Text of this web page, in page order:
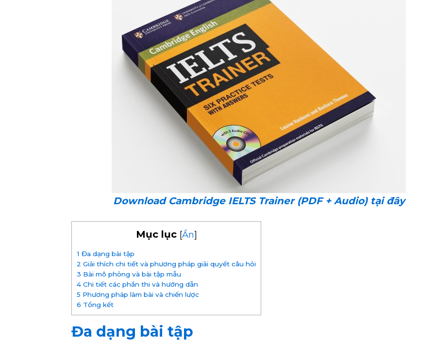
Download Cambridge IELTS Trainer (PDF + Audio) tại đây
Mục lục [Ẩn]
1 Đa dạng bài tập
2 Giải thích chi tiết và phương pháp giải quyết câu hỏi
3 Bài mô phỏng và bài tập mẫu
4 Chi tiết các phần thi và hướng dẫn
5 Phương pháp làm bài và chiến lược
6 Tổng kết
Đa dạng bài tập